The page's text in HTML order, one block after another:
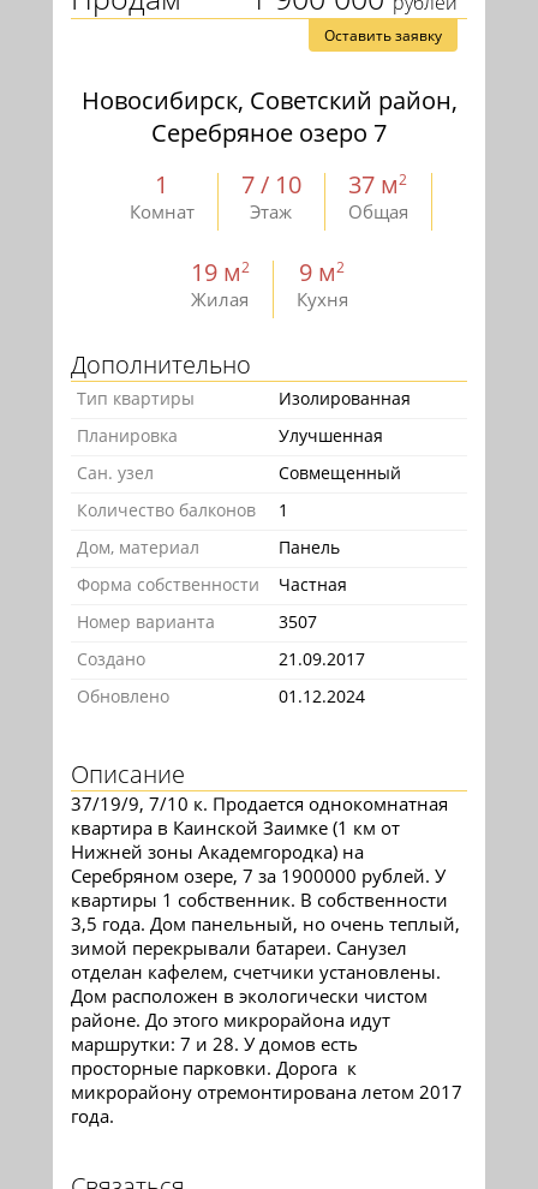
Оставить заявку
Новосибирск, Советский район,
Серебряное озеро 7
1
Комнат
7 / 10
Этаж
37 м2
Общая
19 м2
Жилая
9 м2
Кухня
Дополнительно
Тип квартиры
Изолированная
Планировка
Улучшенная
Сан. узел
Совмещенный
Количество балконов
1
Дом, материал
Панель
Форма собственности
Частная
Номер варианта
3507
Создано
21.09.2017
Обновлено
01.12.2024
Описание
37/19/9, 7/10 к. Продается однокомнатная
квартира в Каинской Заимке (1 км от
Нижней зоны Академгородка) на
Серебряном озере, 7 за 1900000 рублей. У
квартиры 1 собственник. В собственности
3,5 года. Дом панельный, но очень теплый,
зимой перекрывали батареи. Санузел
отделан кафелем, счетчики установлены.
Дом расположен в экологически чистом
районе. До этого микрорайона идут
маршрутки: 7 и 28. У домов есть
просторные парковки. Дорога к
микрорайону отремонтирована летом 2017
года.